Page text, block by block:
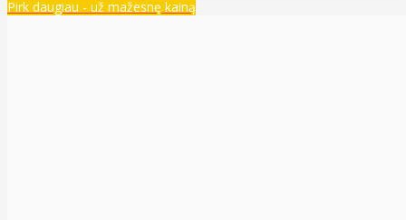
Pirk daugiau - už mažesnę kainą